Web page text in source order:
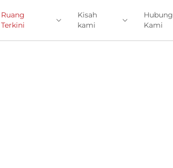
Ruang
Terkini
Kisah
kami
Kami